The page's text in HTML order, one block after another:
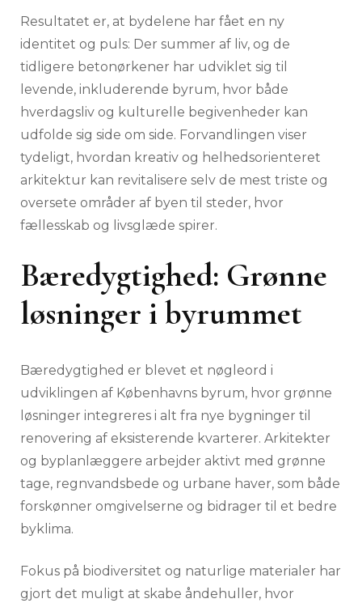
Resultatet er, at bydelene har fået en ny
identitet og puls: Der summer af liv, og de
tidligere betonørkener har udviklet sig til
levende, inkluderende byrum, hvor både
hverdagsliv og kulturelle begivenheder kan
udfolde sig side om side. Forvandlingen viser
tydeligt, hvordan kreativ og helhedsorienteret
arkitektur kan revitalisere selv de mest triste og
oversete områder af byen til steder, hvor
fællesskab og livsglæde spirer.
Bæredygtighed: Grønne
løsninger i byrummet
Bæredygtighed er blevet et nøgleord i
udviklingen af Københavns byrum, hvor grønne
løsninger integreres i alt fra nye bygninger til
renovering af eksisterende kvarterer. Arkitekter
og byplanlæggere arbejder aktivt med grønne
tage, regnvandsbede og urbane haver, som både
forskønner omgivelserne og bidrager til et bedre
byklima.
Fokus på biodiversitet og naturlige materialer har
gjort det muligt at skabe åndehuller, hvor